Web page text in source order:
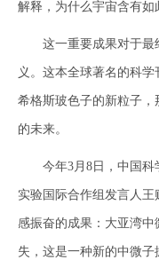
解释，为什么宇宙含有如
这一重要成果对于最
义。这本全球著名的科
希格斯玻色子的新粒子
的未来。
今年3月8日，中国科
实验国际合作组发言人
感振奋的成果：大亚湾
失，这是一种新的中微